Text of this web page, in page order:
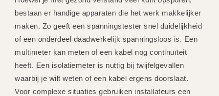
bestaan er handige apparaten die het werk makkelijker
maken. Zo geeft een spanningstester snel duidelijkheid
of een onderdeel daadwerkelijk spanningsloos is. Een
multimeter kan meten of een kabel nog continuïteit
heeft. Een isolatiemeter is nuttig bij twijfelgevallen
waarbij je wilt weten of een kabel ergens doorslaat.
Voor complexe situaties gebruiken installateurs een